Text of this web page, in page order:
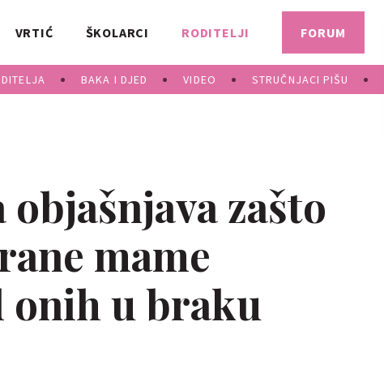
VRTIĆ ŠKOLARCI RODITELJI
BAKA I DJED VIDEO STRUČNJACI PIŠU
FORUM
objašnjava zašto
mame
onih u braku